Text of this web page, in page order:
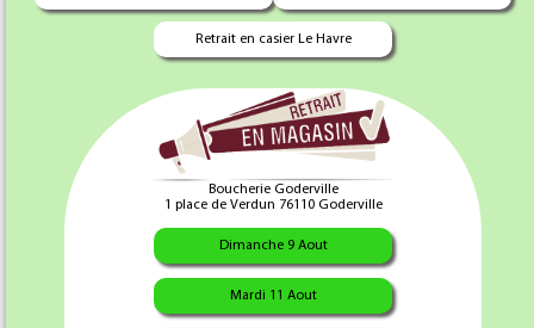
Retrait en casier Le Havre
Boucherie Goderville
1 place de Verdun 76110 Goderville
Dimanche 9 Aout
Mardi 11 Aout
Ajouter au panier Ajouter au panier
Saucisson à l'ail
Maison X 12 Tr
Roulade Pistache
MaisonX 12Tr